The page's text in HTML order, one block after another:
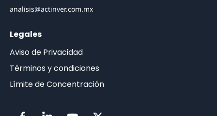
analisis@actinver.com.mx
Legales
Aviso de Privacidad
Términos y condiciones
Límite de Concentración